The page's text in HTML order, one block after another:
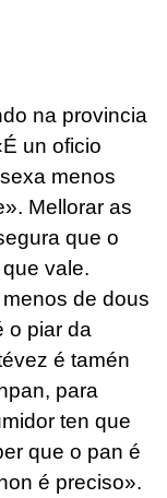
na provincia
un oficio
menos
Mellorar as
que o
vale.
de dous
o piar da
é tamén
para
ten que
que o pan é
é preciso».